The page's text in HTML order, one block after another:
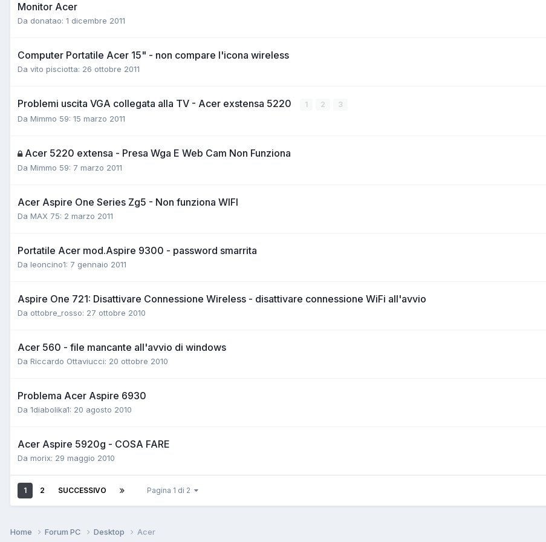
Monitor Acer
Da donatao: 1 dicembre 2011
Computer Portatile Acer 15" - non compare l'icona wireless
Da vito pisciotta: 26 ottobre 2011
Problemi uscita VGA collegata alla TV - Acer exstensa 5220 1 2 3
Da Mimmo 59: 15 marzo 2011
Acer 5220 extensa - Presa Wga E Web Cam Non Funziona
Da Mimmo 59: 7 marzo 2011
Acer Aspire One Series Zg5 - Non funziona WIFI
Da MAX 75: 2 marzo 2011
Portatile Acer mod.Aspire 9300 - password smarrita
Da leoncino1: 7 gennaio 2011
Aspire One 721: Disattivare Connessione Wireless - disattivare connessione WiFi all'avvio
Da ottobre_rosso: 27 ottobre 2010
Acer 560 - file mancante all'avvio di windows
Da Riccardo Ottaviucci: 20 ottobre 2010
Problema Acer Aspire 6930
Da 1diabolika1: 20 agosto 2010
Acer Aspire 5920g - COSA FARE
Da morix: 29 maggio 2010
1 2 SUCCESSIVO Pagina 1 di 2
Home Forum PC Desktop Acer